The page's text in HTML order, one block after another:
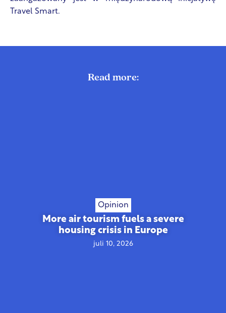
Travel Smart.
Read more:
Opinion
More air tourism fuels a severe
housing crisis in Europe
juli 10, 2026